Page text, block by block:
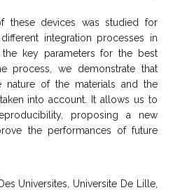
these devices was studied for
integration processes in
key parameters for the best
process, we demonstrate that
nature of the materials and the
into account. It allows us to
proposing a new
the performances of future
Universites, Universite De Lille,